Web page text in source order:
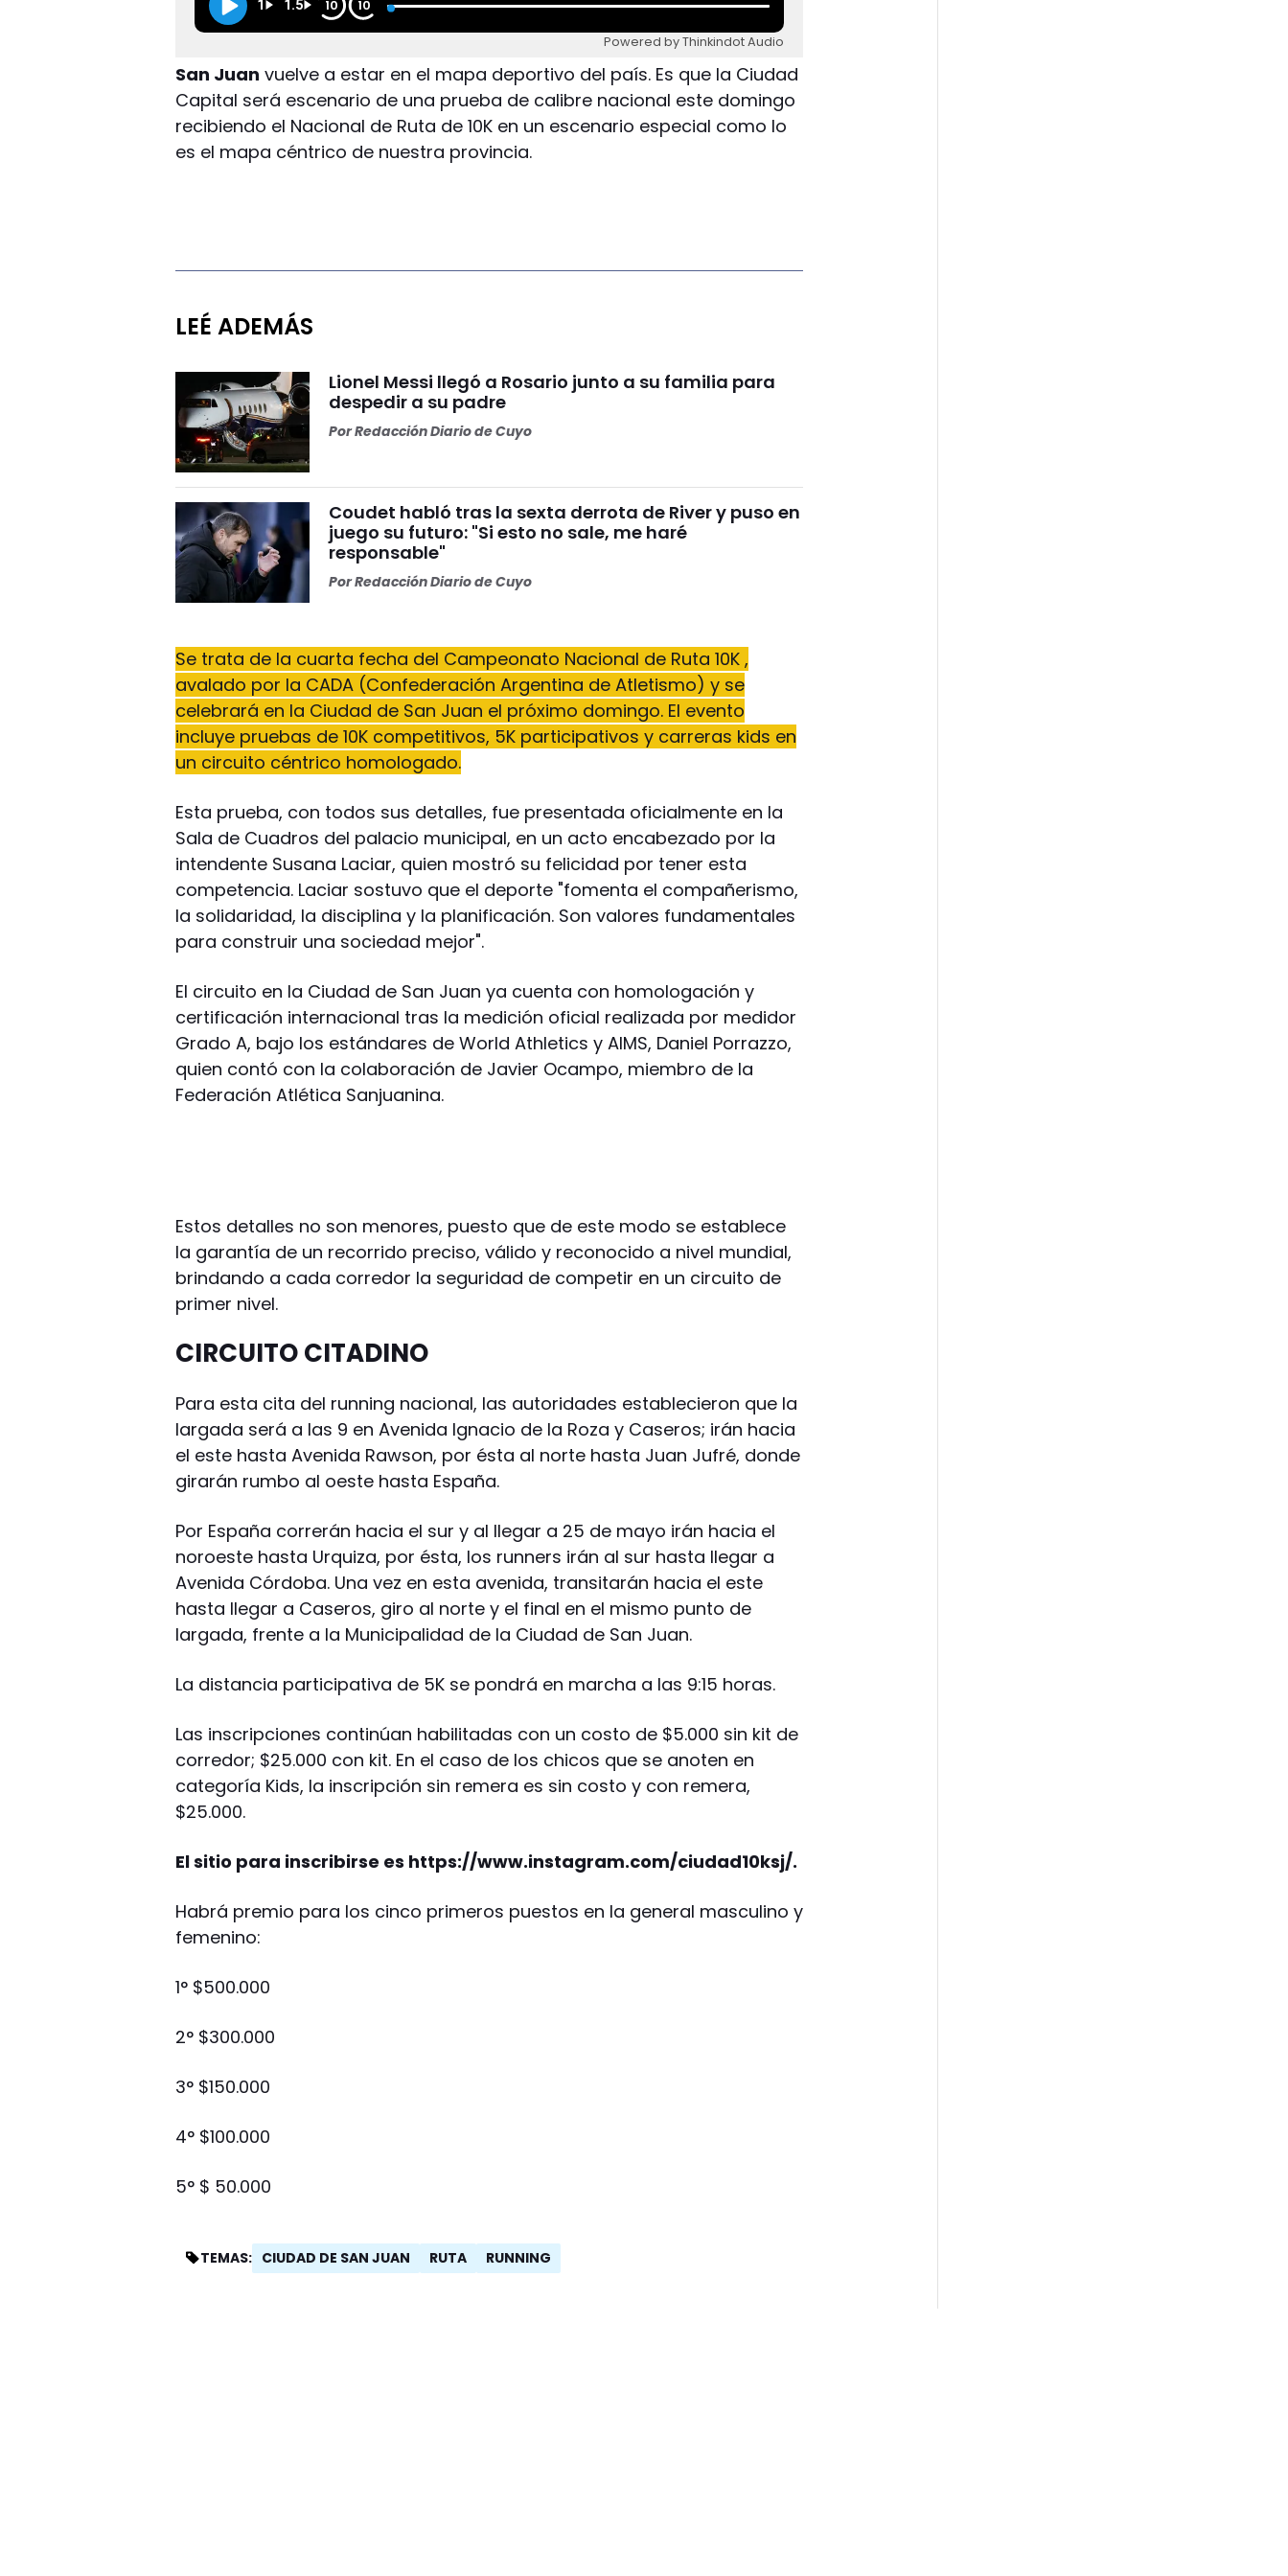
1 1.5 10 10
Powered by Thinkindot Audio
San Juan vuelve a estar en el mapa deportivo del país. Es que la Ciudad
Capital será escenario de una prueba de calibre nacional este domingo
recibiendo el Nacional de Ruta de 10K en un escenario especial como lo
es el mapa céntrico de nuestra provincia.
LEÉ ADEMÁS
Lionel Messi llegó a Rosario junto a su familia para
despedir a su padre
PorRedacción Diario de Cuyo
Coudet habló tras la sexta derrota de River y puso en
juego su futuro: "Si esto no sale, me haré
responsable"
PorRedacción Diario de Cuyo
Se trata de la cuarta fecha del Campeonato Nacional de Ruta 10K ,
avalado por la CADA (Confederación Argentina de Atletismo) y se
celebrará en la Ciudad de San Juan el próximo domingo. El evento
incluye pruebas de 10K competitivos, 5K participativos y carreras kids en
un circuito céntrico homologado.
Esta prueba, con todos sus detalles, fue presentada oficialmente en la
Sala de Cuadros del palacio municipal, en un acto encabezado por la
intendente Susana Laciar, quien mostró su felicidad por tener esta
competencia. Laciar sostuvo que el deporte "fomenta el compañerismo,
la solidaridad, la disciplina y la planificación. Son valores fundamentales
para construir una sociedad mejor".
El circuito en la Ciudad de San Juan ya cuenta con homologación y
certificación internacional tras la medición oficial realizada por medidor
Grado A, bajo los estándares de World Athletics y AIMS, Daniel Porrazzo,
quien contó con la colaboración de Javier Ocampo, miembro de la
Federación Atlética Sanjuanina.
Estos detalles no son menores, puesto que de este modo se establece
la garantía de un recorrido preciso, válido y reconocido a nivel mundial,
brindando a cada corredor la seguridad de competir en un circuito de
primer nivel.
CIRCUITO CITADINO
Para esta cita del running nacional, las autoridades establecieron que la
largada será a las 9 en Avenida Ignacio de la Roza y Caseros; irán hacia
el este hasta Avenida Rawson, por ésta al norte hasta Juan Jufré, donde
girarán rumbo al oeste hasta España.
Por España correrán hacia el sur y al llegar a 25 de mayo irán hacia el
noroeste hasta Urquiza, por ésta, los runners irán al sur hasta llegar a
Avenida Córdoba. Una vez en esta avenida, transitarán hacia el este
hasta llegar a Caseros, giro al norte y el final en el mismo punto de
largada, frente a la Municipalidad de la Ciudad de San Juan.
La distancia participativa de 5K se pondrá en marcha a las 9:15 horas.
Las inscripciones continúan habilitadas con un costo de $5.000 sin kit de
corredor; $25.000 con kit. En el caso de los chicos que se anoten en
categoría Kids, la inscripción sin remera es sin costo y con remera,
$25.000.
El sitio para inscribirse es https://www.instagram.com/ciudad10ksj/.
Habrá premio para los cinco primeros puestos en la general masculino y
femenino:
1° $500.000
2° $300.000
3° $150.000
4° $100.000
5° $ 50.000
TEMAS: CIUDAD DE SAN JUAN RUTA RUNNING